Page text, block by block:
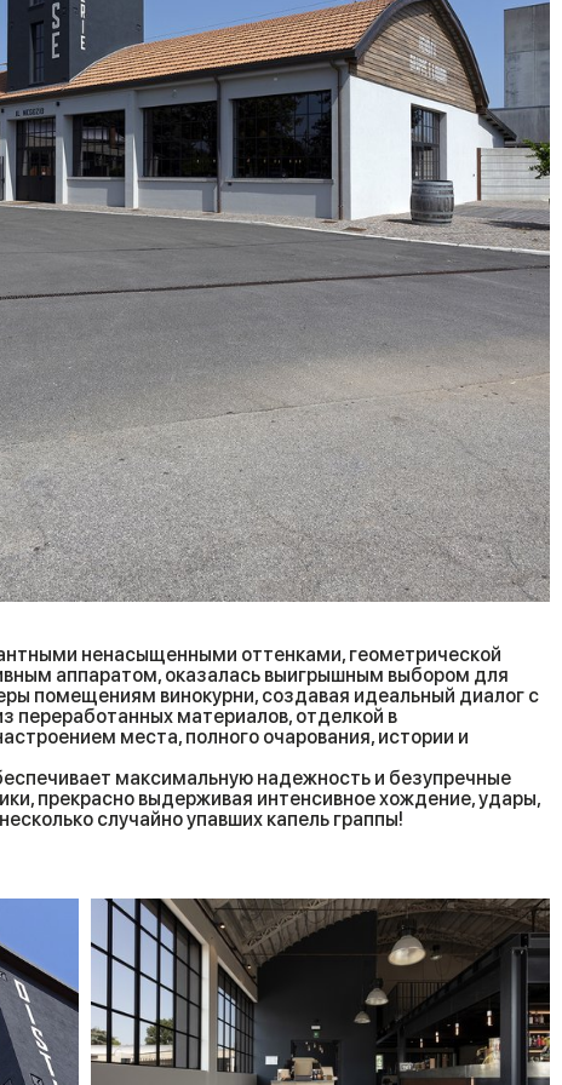
ненасыщенными оттенками, геометрической
аппаратом, оказалась выигрышным выбором для
помещениям винокурни, создавая идеальный диалог с
переработанных материалов, отделкой в
места, полного очарования, истории и
максимальную надежность и безупречные
прекрасно выдерживая интенсивное хождение, удары,
случайно упавших капель граппы!